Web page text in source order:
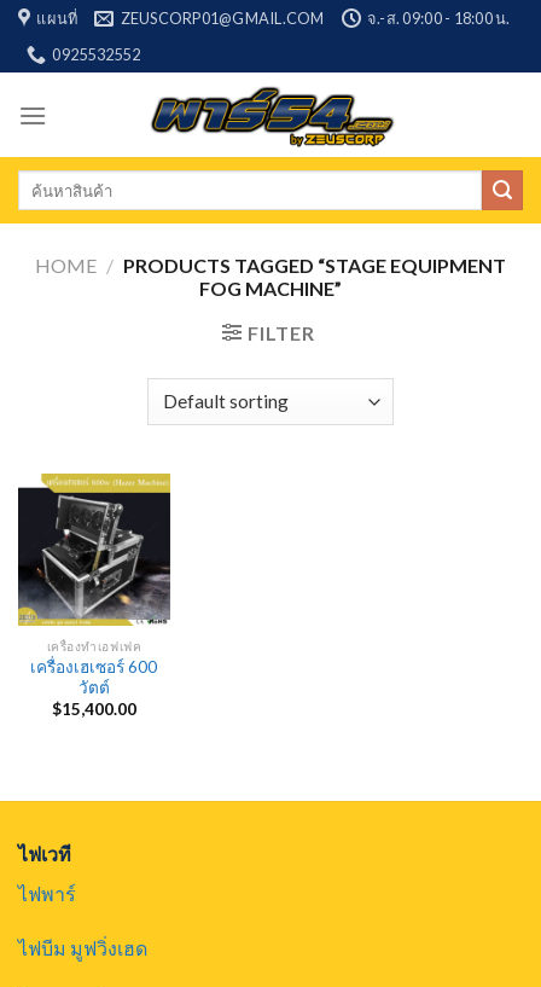
Skip
content
แผนที่ ZEUSCORP01@GMAIL.COM
จ.-ส. 09:00 - 18:00 น.
0925532552
Search
HOME / PRODUCTS TAGGED “STAGE EQUIPMENT
FOG MACHINE”
FILTER
เครื่องทำเอฟเฟค
เครื่องเฮเซอร์ 600
วัตต์
$15,400.00
ไฟเวที
ไฟพาร์
ไฟบีม มูฟวิ่งเฮด